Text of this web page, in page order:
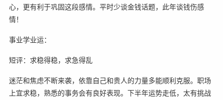
心，更有利于巩固这段感情。平时少谈金钱话题，此年谈钱伤感
情！
事业学业运：
短评：求稳得稳，求急得乱
迷茫和焦虑不断来袭，依靠自己和贵人的力量多能顺利克服。职场
上宜求稳，熟悉的事务会有良好表现。下半年运势走低，太有挑战